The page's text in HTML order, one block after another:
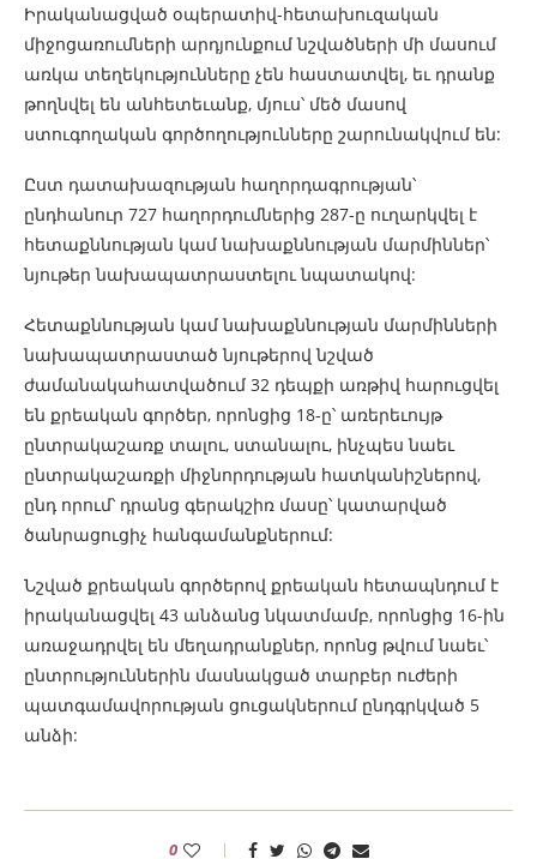
Իրականացված օպերատիվ-հետախուզական
միջոցառումների արդյունքում նշվածների մի մասում
առկա տեղեկությունները չեն հաստատվել, եւ դրանք
թողնվել են անհետեւանք, մյուս՝ մեծ մասով
ստուգողական գործողությունները շարունակվում են:
Ըստ դատախազության հաղորդագրության՝
ընդհանուր 727 հաղորդումներից 287-ը ուղարկվել է
հետաքննության կամ նախաքննության մարմիններ՝
նյութեր նախապատրաստելու նպատակով:
Հետաքննության կամ նախաքննության մարմինների
նախապատրաստած նյութերով նշված
ժամանակահատվածում 32 դեպքի առթիվ հարուցվել
են քրեական գործեր, որոնցից 18-ը՝ առերեւույթ
ընտրակաշառք տալու, ստանալու, ինչպես նաեւ
ընտրակաշառքի միջնորդության հատկանիշներով,
ընդ որում՝ դրանց գերակշիռ մասը՝ կատարված
ծանրացուցիչ հանգամանքներում:
Նշված քրեական գործերով քրեական հետապնդում է
իրականացվել 43 անձանց նկատմամբ, որոնցից 16-ին
առաջադրվել են մեղադրանքներ, որոնց թվում նաեւ՝
ընտրություններին մասնակցած տարբեր ուժերի
պատգամավորության ցուցակներում ընդգրկված 5
անձի:
0